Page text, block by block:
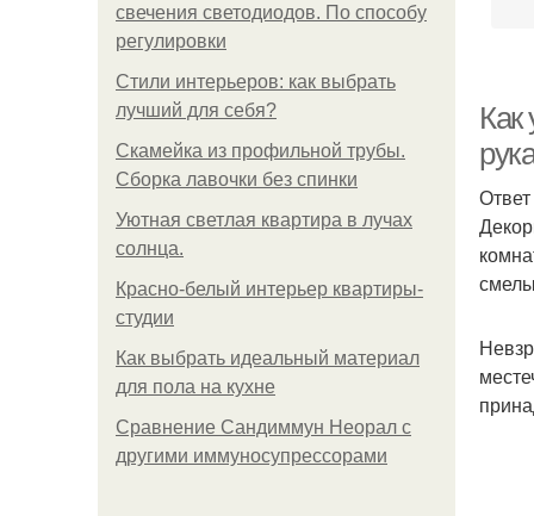
свечения светодиодов. По способу
регулировки
Стили интерьеров: как выбрать
лучший для себя?
Скамейка из профильной трубы.
Сборка лавочки без спинки
Уютная светлая квартира в лучах
солнца.
Красно-белый интерьер квартиры-
студии
Как выбрать идеальный материал
для пола на кухне
Сравнение Сандиммун Неорал с
другими иммуносупрессорами
Как